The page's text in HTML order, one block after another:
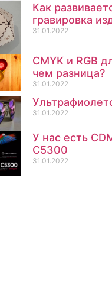
Как
гравировка
31.01.2022
CMYK и RGB
чем разница?
31.01.2022
31.01.2022
У нас есть
C5300
31.01.2022